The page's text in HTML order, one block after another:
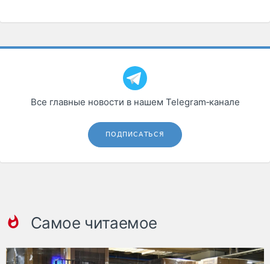
Все главные новости в нашем Telegram‑канале
ПОДПИСАТЬСЯ
Самое читаемое